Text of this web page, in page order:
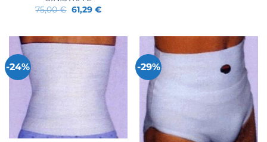
75,00€ Il
prezzo
75,00 €.
61,29 €Il
61,29 €.
-24% -29%